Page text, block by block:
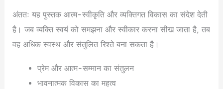
अंततः यह पुस्तक आत्म-स्वीकृति और व्यक्तिगत विकास का संदेश देती
है। जब व्यक्ति स्वयं को समझना और स्वीकार करना सीख जाता है, तब
वह अधिक स्वस्थ और संतुलित रिश्ते बना सकता है।
प्रेम और आत्म-सम्मान का संतुलन
भावनात्मक विकास का महत्व